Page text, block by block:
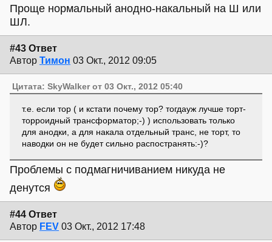
Проще нормальный анодно-накальный на Ш или
ШЛ.
#43 Ответ
Автор Тимон 03 Окт., 2012 09:05
Цитата: SkyWalker от 03 Окт., 2012 05:40
т.е. если тор ( и кстати почему тор? тогдауж лучше торт-
торроидный трансформатор;-) ) использовать только
для анодки, а для накала отдельный транс, не торт, то
наводки он не будет сильно распостранять:-)?
Проблемы с подмагничиванием никуда не
денутся
#44 Ответ
Автор FEV 03 Окт., 2012 17:48